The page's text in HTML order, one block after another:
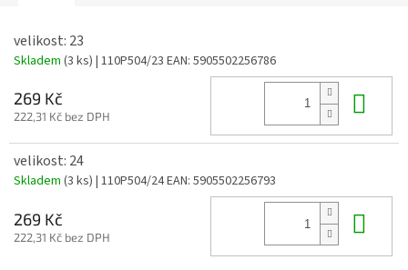
velikost: 23
Skladem (3 ks) | 110P504/23 EAN: 5905502256786
269 Kč
222,31 Kč bez DPH
velikost: 24
Skladem (3 ks) | 110P504/24EAN: 5905502256793
269 Kč
222,31 Kč bez DPH